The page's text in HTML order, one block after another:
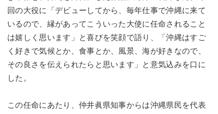
回の大役に「デビューしてから、毎年仕事で沖縄に来て
いるので、縁があってこういった大使に任命されること
は嬉しく思います」と喜びを笑顔で語り、「沖縄はすご
く好きで気候とか、食事とか、風景、海が好きなので、
その良さを伝えられたらと思います」と意気込みを口に
した。
この任命にあたり、仲井眞県知事からは沖縄県民を代表